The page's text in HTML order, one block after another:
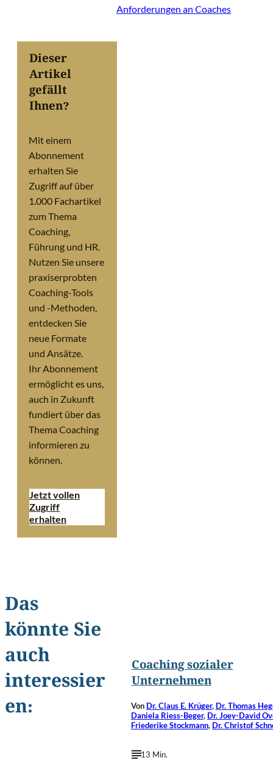
Anforderungen an Coaches
Dieser
Artikel
gefällt
Ihnen?
Mit einem
Abonnement
erhalten Sie
Zugriff auf über
1.000 Fachartikel
zum Thema
Coaching,
Führung und HR.
Nutzen Sie unsere
praxiserprobten
Coaching-Tools
und -Methoden,
entdecken Sie
neue Formate
und Ansätze.
Ihr Abonnement
ermöglicht es uns,
auch in Zukunft
fundiert über das
Thema Coaching
informieren zu
können.
Jetzt vollen
Zugriff
erhalten
Das
könnte Sie
auch
interessier
en:
Coaching sozialer
Unternehmen
Von Dr. Claus E. Krüger, Dr. Thomas
Daniela Riess-Beger, Dr. Joey-David
Friederike Stockmann, Dr. Christof
13 Min.